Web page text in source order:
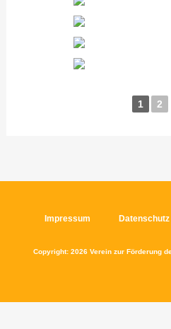
1 2
Impressum Datenschutz
Copyright: 2026 Verein zur Förderung